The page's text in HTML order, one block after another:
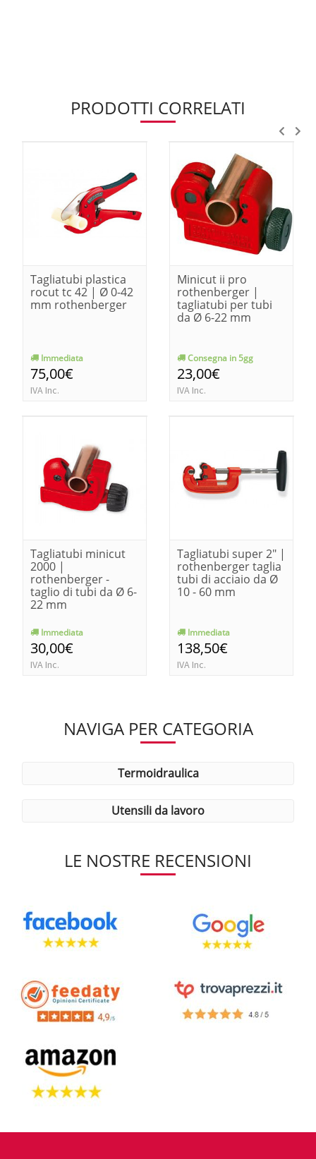
PRODOTTI CORRELATI
Tagliatubi plastica
rocut tc 42 | Ø 0-42
mm rothenberger
Immediata
75,00€
IVA Inc.
Minicut ii pro
rothenberger |
tagliatubi per tubi
da Ø 6-22 mm
Consegna in 5gg
23,00€
IVA Inc.
Tagliatubi minicut
2000 |
rothenberger -
taglio di tubi da Ø 6-
22 mm
Immediata
30,00€
IVA Inc.
Tagliatubi super 2" |
rothenberger taglia
tubi di acciaio da Ø
10 - 60 mm
Immediata
138,50€
IVA Inc.
NAVIGA PER CATEGORIA
termoidraulica
utensili da lavoro
LE NOSTRE RECENSIONI